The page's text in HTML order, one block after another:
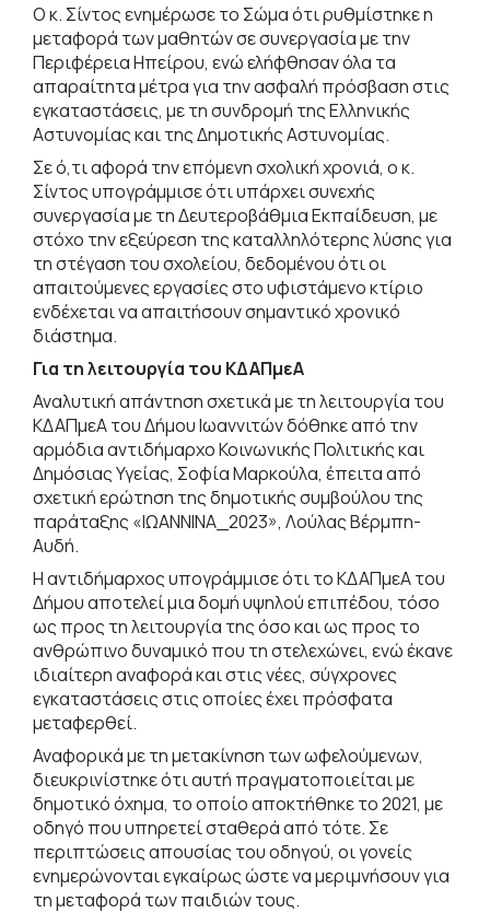
Ο κ. Σίντος ενημέρωσε το Σώμα ότι ρυθμίστηκε η
μεταφορά των μαθητών σε συνεργασία με την
Περιφέρεια Ηπείρου, ενώ ελήφθησαν όλα τα
απαραίτητα μέτρα για την ασφαλή πρόσβαση στις
εγκαταστάσεις, με τη συνδρομή της Ελληνικής
Αστυνομίας και της Δημοτικής Αστυνομίας.
Σε ό,τι αφορά την επόμενη σχολική χρονιά, ο κ.
Σίντος υπογράμμισε ότι υπάρχει συνεχής
συνεργασία με τη Δευτεροβάθμια Εκπαίδευση, με
στόχο την εξεύρεση της καταλληλότερης λύσης για
τη στέγαση του σχολείου, δεδομένου ότι οι
απαιτούμενες εργασίες στο υφιστάμενο κτίριο
ενδέχεται να απαιτήσουν σημαντικό χρονικό
διάστημα.
Για τη λειτουργία του ΚΔΑΠμεΑ
Αναλυτική απάντηση σχετικά με τη λειτουργία του
ΚΔΑΠμεΑ του Δήμου Ιωαννιτών δόθηκε από την
αρμόδια αντιδήμαρχο Κοινωνικής Πολιτικής και
Δημόσιας Υγείας, Σοφία Μαρκούλα, έπειτα από
σχετική ερώτηση της δημοτικής συμβούλου της
παράταξης «ΙΩΑΝΝΙΝΑ_2023», Λούλας Βέρμπη-
Αυδή.
Η αντιδήμαρχος υπογράμμισε ότι το ΚΔΑΠμεΑ του
Δήμου αποτελεί μια δομή υψηλού επιπέδου, τόσο
ως προς τη λειτουργία της όσο και ως προς το
ανθρώπινο δυναμικό που τη στελεχώνει, ενώ έκανε
ιδιαίτερη αναφορά και στις νέες, σύγχρονες
εγκαταστάσεις στις οποίες έχει πρόσφατα
μεταφερθεί.
Αναφορικά με τη μετακίνηση των ωφελούμενων,
διευκρινίστηκε ότι αυτή πραγματοποιείται με
δημοτικό όχημα, το οποίο αποκτήθηκε το 2021, με
οδηγό που υπηρετεί σταθερά από τότε. Σε
περιπτώσεις απουσίας του οδηγού, οι γονείς
ενημερώνονται εγκαίρως ώστε να μεριμνήσουν για
τη μεταφορά των παιδιών τους.